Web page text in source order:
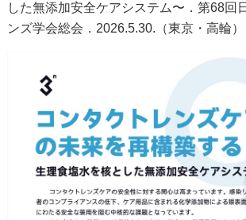
した無添加安全ケアシステム〜．第68回
ンズ学会総会．2026.5.30.（東京・高輪）